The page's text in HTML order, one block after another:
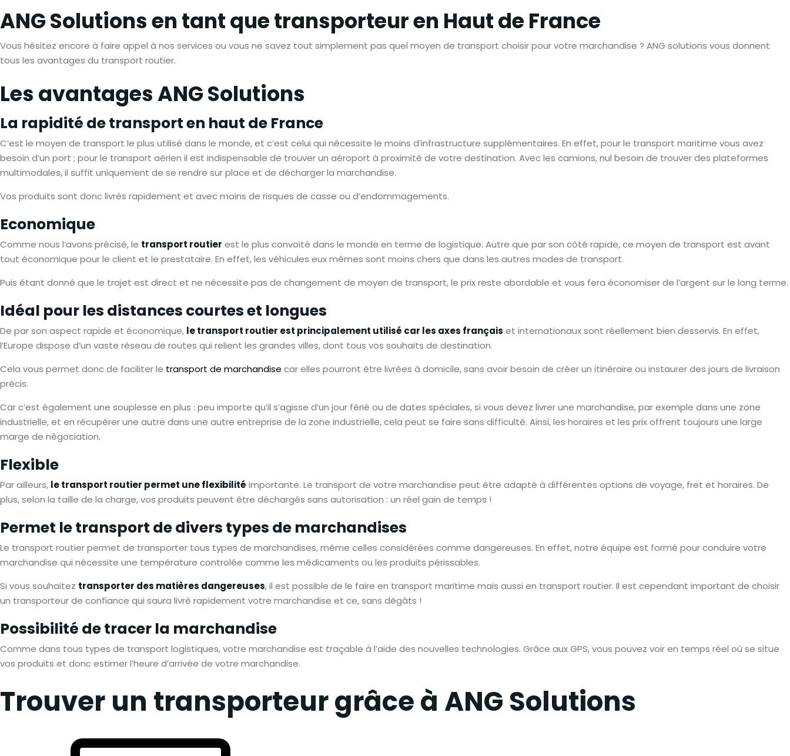
ANG Solutions en tant que transporteur en Haut de France
Vous hésitez encore à faire appel à nos services ou vous ne savez tout simplement pas quel moyen de transport choisir pour votre marchandise ? ANG solutions vous donnent
tous les avantages du transport routier.
Les avantages ANG Solutions
La rapidité de transport en haut de France
C’est le moyen de transport le plus utilisé dans le monde, et c’est celui qui nécessite le moins d’infrastructure supplémentaires. En effet, pour le transport maritime vous avez
besoin d’un port ; pour le transport aérien il est indispensable de trouver un aéroport à proximité de votre destination. Avec les camions, nul besoin de trouver des plateformes
multimodales, il suffit uniquement de se rendre sur place et de décharger la marchandise.
Vos produits sont donc livrés rapidement et avec moins de risques de casse ou d’endommagements.
Economique
Comme nous l’avons précisé, le transport routier est le plus convoité dans le monde en terme de logistique. Autre que par son côté rapide, ce moyen de transport est avant
tout économique pour le client et le prestataire. En effet, les véhicules eux mêmes sont moins chers que dans les autres modes de transport.
Puis étant donné que le trajet est direct et ne nécessite pas de changement de moyen de transport, le prix reste abordable et vous fera économiser de l’argent sur le long terme.
Idéal pour les distances courtes et longues
De par son aspect rapide et économique, le transport routier est principalement utilisé car les axes français et internationaux sont réellement bien desservis. En effet,
l’Europe dispose d’un vaste réseau de routes qui relient les grandes villes, dont tous vos souhaits de destination.
Cela vous permet donc de faciliter le transport de marchandise car elles pourront être livrées à domicile, sans avoir besoin de créer un itinéraire ou instaurer des jours de livraison
précis.
Car c’est également une souplesse en plus : peu importe qu’il s’agisse d’un jour férié ou de dates spéciales, si vous devez livrer une marchandise, par exemple dans une zone
industrielle, et en récupérer une autre dans une autre entreprise de la zone industrielle, cela peut se faire sans difficulté. Ainsi, les horaires et les prix offrent toujours une large
marge de négociation.
Flexible
Par ailleurs, le transport routier permet une flexibilité importante. Le transport de votre marchandise peut être adapté à différentes options de voyage, fret et horaires. De
plus, selon la taille de la charge, vos produits peuvent être déchargés sans autorisation : un réel gain de temps !
Permet le transport de divers types de marchandises
Le transport routier permet de transporter tous types de marchandises, même celles considérées comme dangereuses. En effet, notre équipe est formé pour conduire votre
marchandise qui nécessite une température controlée comme les médicaments ou les produits périssables.
Si vous souhaitez transporter des matières dangereuses, il est possible de le faire en transport maritime mais aussi en transport routier. Il est cependant important de choisir
un transporteur de confiance qui saura livré rapidement votre marchandise et ce, sans dégâts !
Possibilité de tracer la marchandise
Comme dans tous types de transport logistiques, votre marchandise est traçable à l’aide des nouvelles technologies. Grâce aux GPS, vous pouvez voir en temps réel où se situe
vos produits et donc estimer l’heure d’arrivée de votre marchandise.
Trouver un transporteur grâce à ANG Solutions